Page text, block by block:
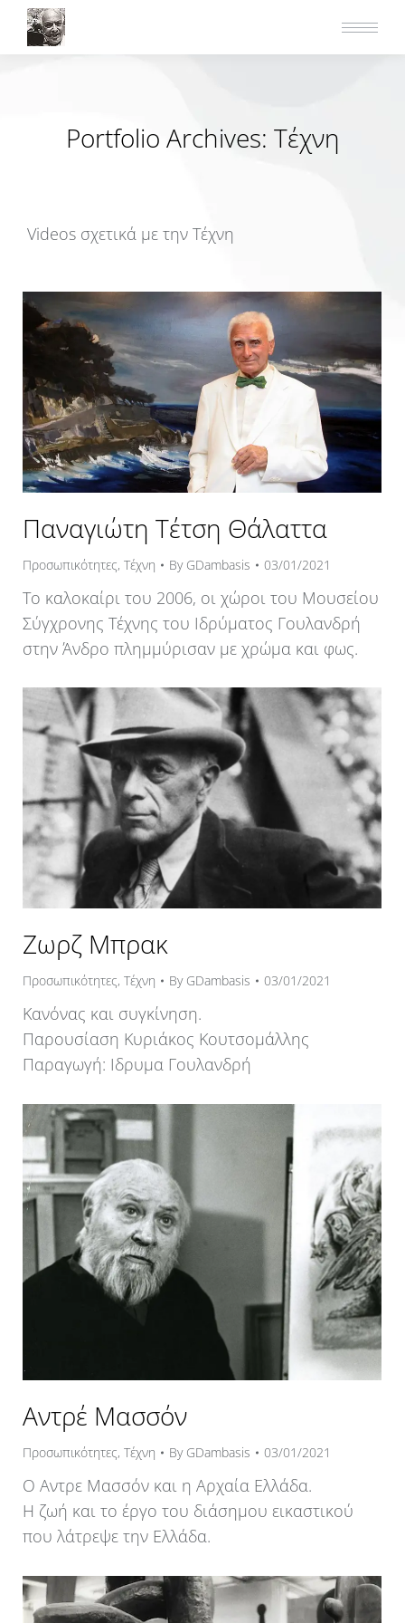
Portfolio Archives: Τέχνη
Videos σχετικά με την Τέχνη
Παναγιώτη Τέτση Θάλαττα
Προσωπικότητες, Τέχνη By GDambasis 03/01/2021
Το καλοκαίρι του 2006, οι χώροι του Μουσείου
Σύγχρονης Τέχνης του Ιδρύματος Γουλανδρή
στην Άνδρο πλημμύρισαν με χρώμα και φως.
Ζωρζ Μπρακ
Προσωπικότητες, Τέχνη By GDambasis 03/01/2021
Κανόνας και συγκίνηση.
Παρουσίαση Κυριάκος Κουτσομάλλης
Παραγωγή: Ιδρυμα Γουλανδρή
Αντρέ Μασσόν
Προσωπικότητες, Τέχνη By GDambasis 03/01/2021
Ο Αντρε Μασσόν και η Αρχαία Ελλάδα.
Η ζωή και το έργο του διάσημου εικαστικού
που λάτρεψε την Ελλάδα.